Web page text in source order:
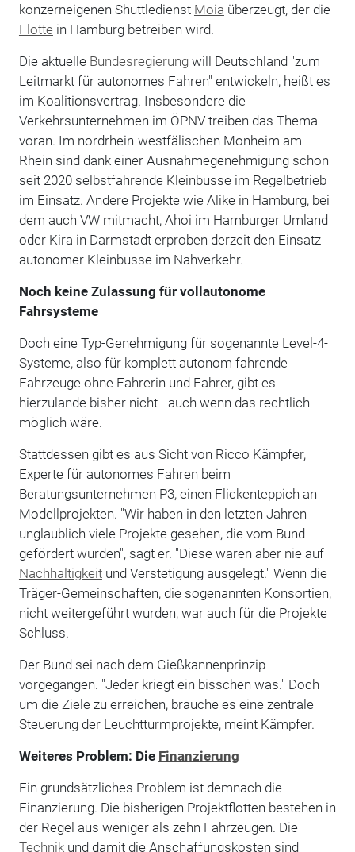
konzerneigenen Shuttledienst Moia überzeugt, der die
Flotte in Hamburg betreiben wird.
Die aktuelle Bundesregierungwill Deutschland "zum
Leitmarkt für autonomes Fahren" entwickeln, heißt es
im Koalitionsvertrag. Insbesondere die
Verkehrsunternehmen im ÖPNV treiben das Thema
voran. Im nordrhein-westfälischen Monheim am
Rhein sind dank einer Ausnahmegenehmigung schon
seit 2020 selbstfahrende Kleinbusse im Regelbetrieb
im Einsatz. Andere Projekte wie Alike in Hamburg, bei
dem auch VW mitmacht, Ahoi im Hamburger Umland
oder Kira in Darmstadt erproben derzeit den Einsatz
autonomer Kleinbusse im Nahverkehr.
Noch keine Zulassung für vollautonome
Fahrsysteme
Doch eine Typ-Genehmigung für sogenannte Level-4-
Systeme, also für komplett autonom fahrende
Fahrzeuge ohne Fahrerin und Fahrer, gibt es
hierzulande bisher nicht - auch wenn das rechtlich
möglich wäre.
Stattdessen gibt es aus Sicht von Ricco Kämpfer,
Experte für autonomes Fahren beim
Beratungsunternehmen P3, einen Flickenteppich an
Modellprojekten. "Wir haben in den letzten Jahren
unglaublich viele Projekte gesehen, die vom Bund
gefördert wurden", sagt er. "Diese waren aber nie auf
Nachhaltigkeitund Verstetigung ausgelegt." Wenn die
Träger-Gemeinschaften, die sogenannten Konsortien,
nicht weitergeführt wurden, war auch für die Projekte
Schluss.
Der Bund sei nach dem Gießkannenprinzip
vorgegangen. "Jeder kriegt ein bisschen was." Doch
um die Ziele zu erreichen, brauche es eine zentrale
Steuerung der Leuchtturmprojekte, meint Kämpfer.
Weiteres Problem: Die Finanzierung
Ein grundsätzliches Problem ist demnach die
Finanzierung. Die bisherigen Projektflotten bestehen in
der Regel aus weniger als zehn Fahrzeugen. Die
Technikund damit die Anschaffungskosten sind